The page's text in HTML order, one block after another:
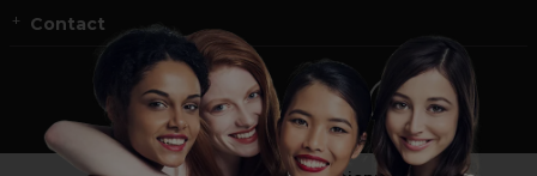
Contact